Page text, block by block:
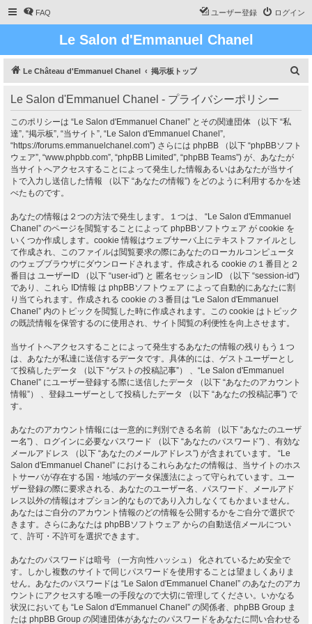
FAQ ログイン
ユーザー登録
Le Salon d'Emmanuel Chanel
Le Château d'Emmanuel Chanel 掲示板トップ
Le Salon d'Emmanuel Chanel - プライバシーポリシー
このポリシーは “Le Salon d'Emmanuel Chanel” とその関連団体 （以下 “私
達”, “掲示板”, “当サイト”, “Le Salon d'Emmanuel Chanel”,
“https://forums.emmanuelchanel.com”) さらには phpBB （以下 “phpBBソフト
ウェア”, “www.phpbb.com”, “phpBB Limited”, “phpBB Teams”) が、あなたが
当サイトへアクセスすることによって発生した情報あるいはあなたが当サイ
トで入力し送信した情報 （以下 “あなたの情報”) をどのように利用するかを述
べたものです。
あなたの情報は２つの方法で発生します。１つは、 “Le Salon d'Emmanuel
Chanel” のページを閲覧することによって phpBBソフトウェア が cookie を
いくつか作成します。cookie 情報はウェブサーバ上にテキストファイルとし
て作成され、このファイルは閲覧要求の際にあなたのローカルコンピュータ
のウェブブラウザにダウンロードされます。作成される cookie の１番目と２
番目は ユーザーID （以下 “user-id”) と 匿名セッションID （以下 “session-id”)
であり、これら ID情報 は phpBBソフトウェア によって自動的にあなたに割
り当てられます。作成される cookie の３番目は “Le Salon d'Emmanuel
Chanel” 内のトピックを閲覧した時に作成されます。この cookie はトピック
の既読情報を保管するのに使用され、サイト閲覧の利便性を向上させます。
当サイトへアクセスすることによって発生するあなたの情報の残りもう１つ
は、あなたが私達に送信するデータです。具体的には、ゲストユーザーとし
て投稿したデータ （以下 “ゲストの投稿記事”） 、“Le Salon d'Emmanuel
Chanel” にユーザー登録する際に送信したデータ （以下 “あなたのアカウント
情報”） 、登録ユーザーとして投稿したデータ （以下 “あなたの投稿記事”) で
す。
あなたのアカウント情報には一意的に判別できる名前 （以下 “あなたのユーザ
ー名”) 、ログインに必要なパスワード （以下 “あなたのパスワード”) 、有効な
メールアドレス （以下 “あなたのメールアドレス”) が含まれています。 “Le
Salon d'Emmanuel Chanel” におけるこれらあなたの情報は、当サイトのホス
トサーバが存在する国・地域のデータ保護法によって守られています。ユー
ザー登録の際に要求される、あなたのユーザー名、パスワード、メールアド
レス以外の情報はオプション的なものであり入力しなくてもかまいません。
あなたはご自分のアカウント情報のどの情報を公開するかをご自分で選択で
きます。さらにあなたは phpBBソフトウェア からの自動送信メールについ
て、許可・不許可を選択できます。
あなたのパスワードは暗号 （一方向性ハッシュ） 化されているため安全で
す。しかし複数のサイトで同じパスワードを使用することは望ましくありま
せん。あなたのパスワードは “Le Salon d'Emmanuel Chanel” のあなたのアカ
ウントにアクセスする唯一の手段なので大切に管理してください。いかなる
状況においても “Le Salon d'Emmanuel Chanel” の関係者、phpBB Group ま
たは phpBB Group の関連団体があなたのパスワードをあなたに問い合わせる